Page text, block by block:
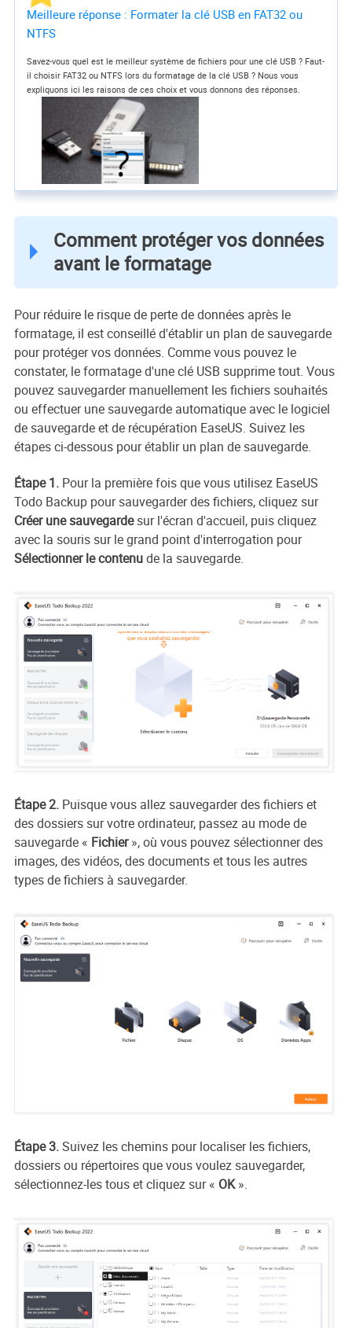
Meilleure réponse : Formater la clé USB en FAT32 ou
NTFS
Savez-vous quel est le meilleur système de fichiers pour une clé USB ? Faut-
il choisir FAT32 ou NTFS lors du formatage de la clé USB ? Nous vous
expliquons ici les raisons de ces choix et vous donnons des réponses.
Comment protéger vos données
avant le formatage
Pour réduire le risque de perte de données après le
formatage, il est conseillé d'établir un plan de sauvegarde
pour protéger vos données. Comme vous pouvez le
constater, le formatage d'une clé USB supprime tout. Vous
pouvez sauvegarder manuellement les fichiers souhaités
ou effectuer une sauvegarde automatique avec le logiciel
de sauvegarde et de récupération EaseUS. Suivez les
étapes ci-dessous pour établir un plan de sauvegarde.
Étape 1. Pour la première fois que vous utilisez EaseUS
Todo Backup pour sauvegarder des fichiers, cliquez sur
Créer une sauvegardesur l'écran d'accueil, puis cliquez
avec la souris sur le grand point d'interrogation pour
Sélectionner le contenude la sauvegarde.
Étape 2.Puisque vous allez sauvegarder des fichiers et
des dossiers sur votre ordinateur, passez au mode de
sauvegarde « Fichier », où vous pouvez sélectionner des
images, des vidéos, des documents et tous les autres
types de fichiers à sauvegarder.
Étape 3.Suivez les chemins pour localiser les fichiers,
dossiers ou répertoires que vous voulez sauvegarder,
sélectionnez-les tous et cliquez sur « OK ».